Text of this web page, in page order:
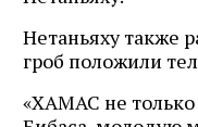
Нетаньяху также
гроб положили
«ХАМАС не только